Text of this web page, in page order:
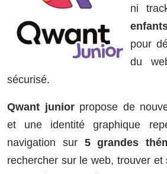
ni
pour
du
sécurisé.
Qwant juniorpropose de
et une identité graphique
navigation sur 5 grandes
rechercher sur le web, trouver et